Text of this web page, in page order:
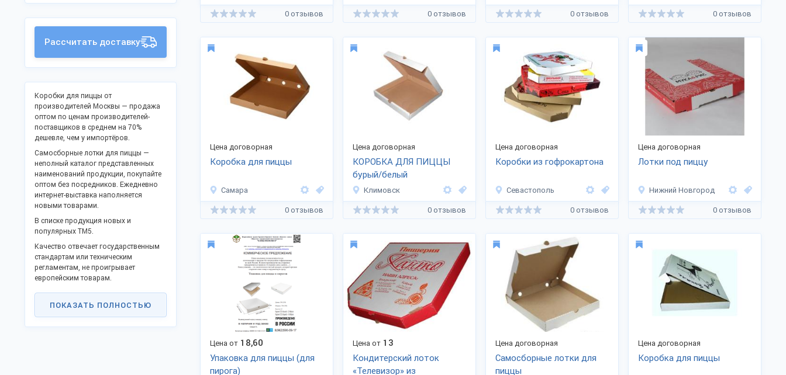
0 отзывов 0 отзывов 0 отзывов 0 отзывов
Цена договорная
Коробка для пиццы
Самара
0 отзывов
Цена договорная
КОРОБКА ДЛЯ ПИЦЦЫ
бурый/белый
Климовск
0 отзывов
Цена договорная
Коробки из гофрокартона
Севастополь
0 отзывов
Цена договорная
Лотки под пиццу
Нижний Новгород
0 отзывов
Цена от 18,60
Упаковка для пиццы (для
пирога)
Цена от 13
Кондитерский лоток
«Телевизор» из
Цена договорная
Самосборные лотки для
пиццы
Цена договорная
Коробка для пиццы
Рассчитать доставку
Коробки для пиццы от
производителей Москвы — продажа
оптом по ценам производителей-
поставщиков в среднем на 70%
дешевле, чем у импортёров.
Самосборные лотки для пиццы —
неполный каталог представленных
наименований продукции, покупайте
оптом без посредников. Ежедневно
интернет-выставка наполняется
новыми товарами.
В списке продукция новых и
популярных ТМ5.
Качество отвечает государственным
стандартам или техническим
регламентам, не проигрывает
европейским товарам.
Станьте дилером или оптовым
партнёром в своём крае. Поддержите
процесс импортозамещения и
модернизации промышленности
ПОКАЗАТЬ ПОЛНОСТЬЮ